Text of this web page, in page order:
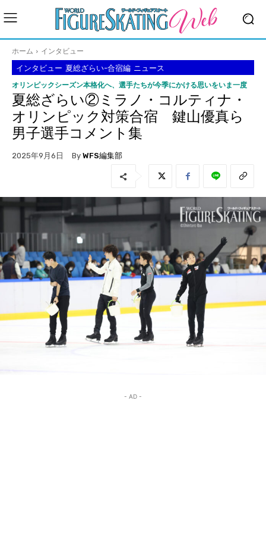
ホーム インタビュー
インタビュー 夏総ざらい-合宿編 ニュース
オリンピックシーズン本格化へ、選手たちが今季にかける思いをいま一度
夏総ざらい②ミラノ・コルティナ・
オリンピック対策合宿 鍵山優真ら
男子選手コメント集
2025年9月6日 By WFS編集部
- AD -